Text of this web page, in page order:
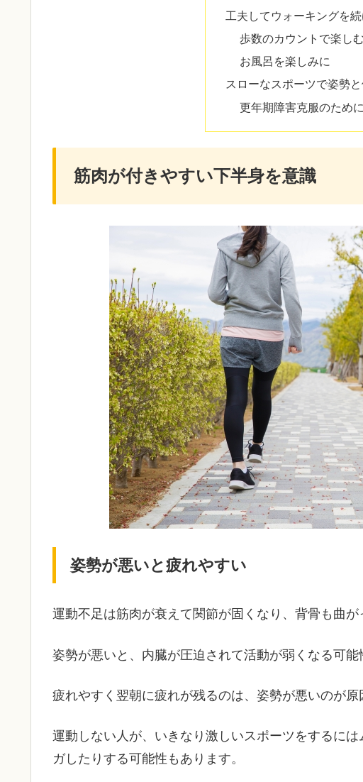
工夫してウォーキングを続
歩数のカウントで楽しむ
お風呂を楽しみに
スローなスポーツで姿勢
更年期障害克服のため
筋肉が付きやすい下半身を意識
姿勢が悪いと疲れやすい
運動不足は筋肉が衰えて関節が固くなり、背骨も曲が
姿勢が悪いと、内臓が圧迫されて活動が弱くなる可
疲れやすく翌朝に疲れが残るのは、姿勢が悪いのが原
運動しない人が、いきなり激しいスポーツをするに
ガしたりする可能性もあります。